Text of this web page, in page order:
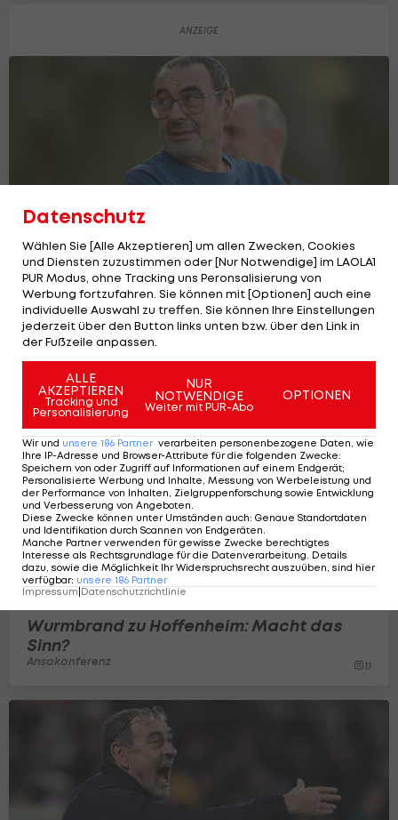
Sarri-Nachfolge: Schaut sich Lazio in
Österreich um?
Serie A
Wurmbrand zu Hoffenheim: Macht das
Sinn?
Ansakonferenz 11
Datenschutz
Wählen Sie [Alle Akzeptieren] um allen Zwecken, Cookies
und Diensten zuzustimmen oder [Nur Notwendige] im LAOLA1
PUR Modus, ohne Tracking uns Peronsalisierung von
Werbung fortzufahren. Sie können mit [Optionen] auch eine
individuelle Auswahl zu treffen. Sie können Ihre Einstellungen
jederzeit über den Button links unten bzw. über den Link in
der Fußzeile anpassen.
ALLE
AKZEPTIEREN
Tracking und
Personalisierung
NUR
NOTWENDIGE
Weiter mit PUR-Abo
OPTIONEN
Wir und unsere 186 Partner verarbeiten personenbezogene Daten, wie
Ihre IP-Adresse und Browser-Attribute für die folgenden Zwecke:
Speichern von oder Zugriff auf Informationen auf einem Endgerät;
Personalisierte Werbung und Inhalte, Messung von Werbeleistung und
der Performance von Inhalten, Zielgruppenforschung sowie Entwicklung
und Verbesserung von Angeboten.
Diese Zwecke können unter Umständen auch: Genaue Standortdaten
und Identifikation durch Scannen von Endgeräten.
Manche Partner verwenden für gewisse Zwecke berechtigtes
Interesse als Rechtsgrundlage für die Datenverarbeitung. Details
dazu, sowie die Möglichkeit Ihr Widerspruchsrecht auszuüben, sind hier
verfügbar: unsere 186 Partner
Impressum Datenschutzrichtlinie